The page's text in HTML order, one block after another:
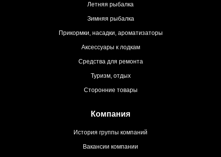
Летняя рыбалка
Зимняя рыбалка
Прикормки, насадки, ароматизаторы
Аксессуары к лодкам
Средства для ремонта
Туризм, отдых
Сторонние товары
Компания
История группы компаний
Вакансии компании